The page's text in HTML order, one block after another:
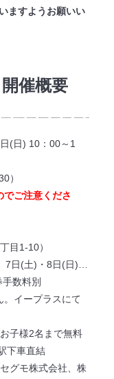
ますようお願いい
催概要
(日) 10：00～1
）
ご注意くださ
目1-10）
日(土)・8日(日)…
数料別
イープラスにて
子様2名まで無料
下車直結
グモ株式会社、株